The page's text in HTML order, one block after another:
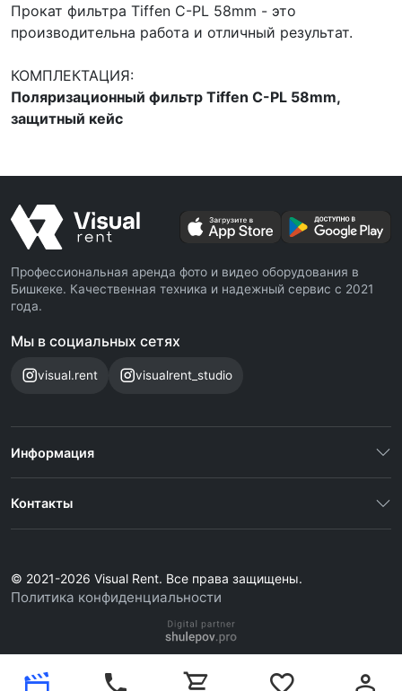
Прокат фильтра Tiffen C-PL 58mm - это
производительна работа и отличный результат.
КОМПЛЕКТАЦИЯ:
Поляризационный фильтр Tiffen C-PL 58mm,
защитный кейс
Профессиональная аренда фото и видео оборудования в
Бишкеке. Качественная техника и надежный сервис с 2021
года.
Мы в социальных сетях
visual.rent visualrent_studio
Информация
Контакты
© 2021-2026 Visual Rent. Все права защищены.
Политика конфиденциальности